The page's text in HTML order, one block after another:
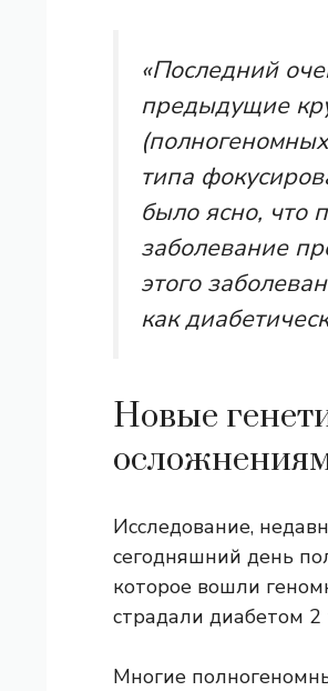
«Последний
предыдущие
типа
было ясно, что
заболевание
этого
как
Новые
Исследование,
сегодняшний день
которое вошли
страдали диабетом 2
Многие